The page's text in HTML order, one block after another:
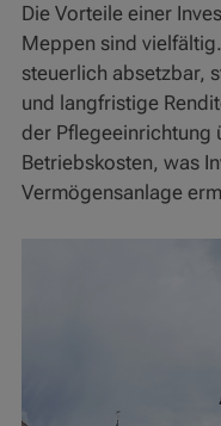
Die Vorteile einer
Meppen sind
steuerlich absetzbar,
und langfristige
der Pflegeeinrichtung
Betriebskosten, was
Vermögensanlage